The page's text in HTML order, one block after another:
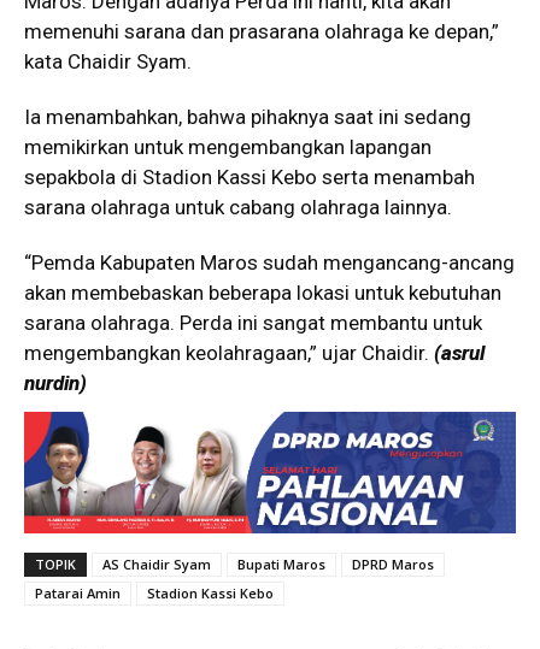
memenuhi sarana dan prasarana olahraga ke depan,”
kata Chaidir Syam.
Ia menambahkan, bahwa pihaknya saat ini sedang
memikirkan untuk mengembangkan lapangan
sepakbola di Stadion Kassi Kebo serta menambah
sarana olahraga untuk cabang olahraga lainnya.
“Pemda Kabupaten Maros sudah mengancang-ancang
akan membebaskan beberapa lokasi untuk kebutuhan
sarana olahraga. Perda ini sangat membantu untuk
mengembangkan keolahragaan,” ujar Chaidir. (asrul
nurdin)
TOPIK AS Chaidir Syam Bupati Maros
DPRD Maros
Patarai Amin
Stadion Kassi Kebo